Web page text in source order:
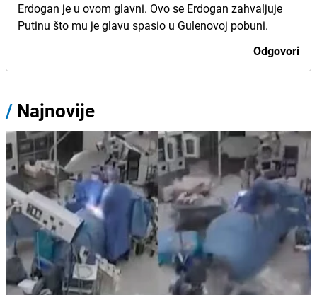
Erdogan je u ovom glavni. Ovo se Erdogan zahvaljuje
Putinu što mu je glavu spasio u Gulenovoj pobuni.
Odgovori
/ Najnovije